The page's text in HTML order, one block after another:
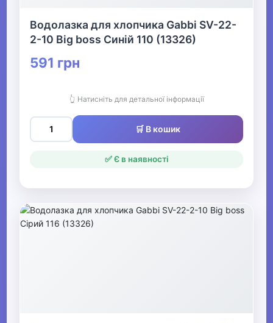
Водолазка для хлопчика Gabbi SV-22-
2-10 Big boss Синій 110 (13326)
591 грн
👆 Натисніть для детальної інформації
🛒 В кошик
✅ Є в наявності